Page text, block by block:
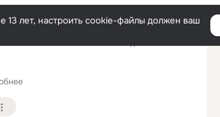
13 лет, настроить cookie-файлы должен ваш